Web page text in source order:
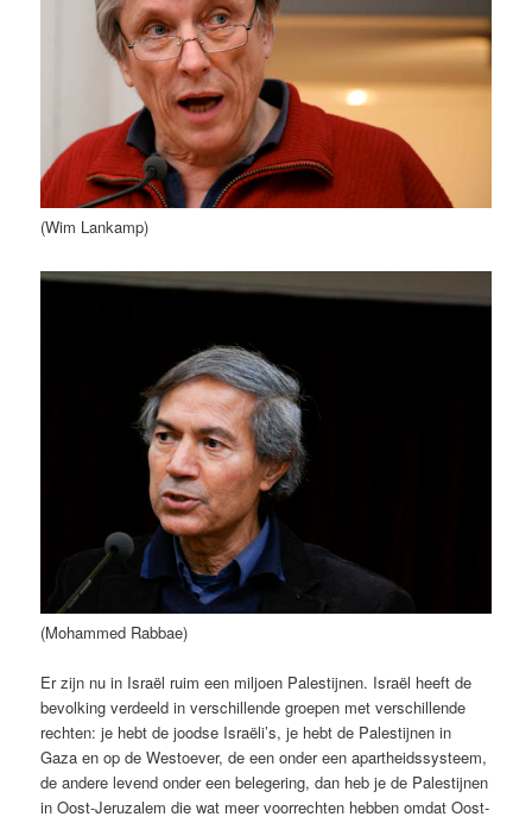
(Wim Lankamp)
(Mohammed Rabbae)
Er zijn nu in Israël ruim een miljoen Palestijnen. Israël heeft de
bevolking verdeeld in verschillende groepen met verschillende
rechten: je hebt de joodse Israëli’s, je hebt de Palestijnen in
Gaza en op de Westoever, de een onder een apartheidssysteem,
de andere levend onder een belegering, dan heb je de Palestijnen
in Oost-Jeruzalem die wat meer voorrechten hebben omdat Oost-